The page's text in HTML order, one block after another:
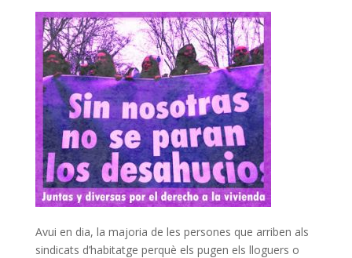
Avui en dia, la majoria de les persones que arriben als
sindicats d’habitatge perquè els pugen els lloguers o